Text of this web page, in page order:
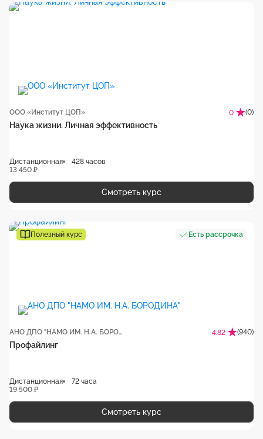
ООО «Институт ЦОП» 0 (0)
Наука жизни. Личная эффективность
Дистанционная
428 часов
13 450 ₽
Смотреть курс
Полезный курс Есть рассрочка
АНО ДПО "НАМО ИМ. Н.А. БОРОДИНА" 4.82 (940)
Профайлинг
Дистанционная
72 часа
19 500 ₽
Смотреть курс